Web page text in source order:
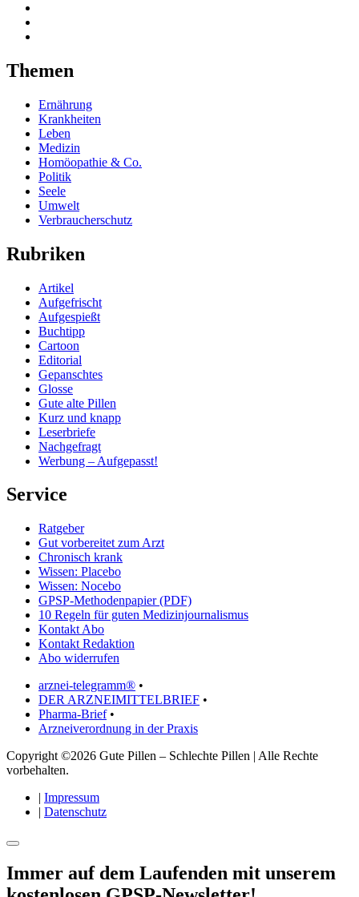
Themen
Ernährung
Krankheiten
Leben
Medizin
Homöopathie & Co.
Politik
Seele
Umwelt
Verbraucherschutz
Rubriken
Artikel
Aufgefrischt
Aufgespießt
Buchtipp
Cartoon
Editorial
Gepanschtes
Glosse
Gute alte Pillen
Kurz und knapp
Leserbriefe
Nachgefragt
Werbung – Aufgepasst!
Service
Ratgeber
Gut vorbereitet zum Arzt
Chronisch krank
Wissen: Placebo
Wissen: Nocebo
GPSP-Methodenpapier (PDF)
10 Regeln für guten Medizinjournalismus
Kontakt Abo
Kontakt Redaktion
Abo widerrufen
arznei-telegramm® •
DER ARZNEIMITTELBRIEF •
Pharma-Brief•
Arzneiverordnung in der Praxis
Copyright ©2026 Gute Pillen – Schlechte Pillen | Alle Rechte
vorbehalten.
| Impressum
| Datenschutz
Immer auf dem Laufenden mit unserem